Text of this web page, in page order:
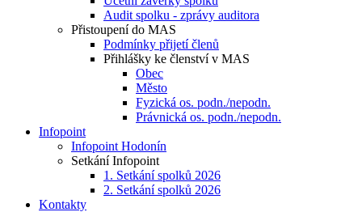
Audit spolku - zprávy auditora
Přistoupení do MAS
Podmínky přijetí členů
Přihlášky ke členství v MAS
Obec
Město
Fyzická os. podn./nepodn.
Právnická os. podn./nepodn.
Infopoint
Infopoint Hodonín
Setkání Infopoint
1. Setkání spolků 2026
2. Setkání spolků 2026
Kontakty